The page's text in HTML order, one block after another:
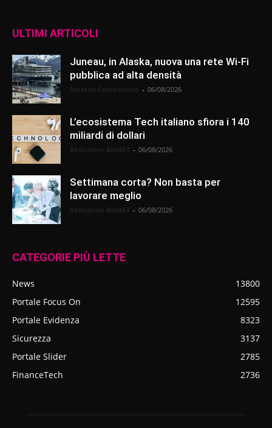
ULTIMI ARTICOLI
Juneau, in Alaska, nuova una rete Wi-Fi
pubblica ad alta densità
- 06/08/2026
L’ecosistema Tech italiano sfiora i 140
miliardi di dollari
- 06/08/2026
Settimana corta? Non basta per
lavorare meglio
- 06/08/2026
CATEGORIE PIÙ LETTE
News
13800
Portale Focus On
12595
Portale Evidenza
8323
Sicurezza
3137
Portale Slider
2785
FinanceTech
2736